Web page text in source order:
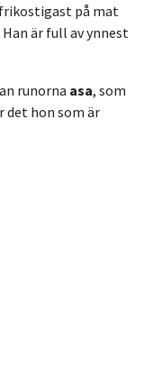
på mat
är full av ynnest
runorna asa, som
det hon som är